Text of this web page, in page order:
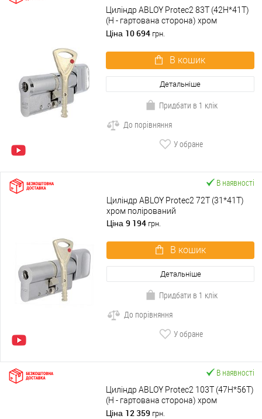
Циліндр ABLOY Protec2 83T (42H*41T)
(H - гартована сторона) хром
полірований
Ціна 10 694 грн.
В кошик
Детальніше
Придбати в 1 клік
До порівняння
У обране
В наявності
Циліндр ABLOY Protec2 72T (31*41T)
хром полірований
Ціна 9 194 грн.
В кошик
Детальніше
Придбати в 1 клік
До порівняння
У обране
В наявності
Циліндр ABLOY Protec2 103T (47H*56T)
(H - гартована сторона) хром
полірований
Ціна 12 359 грн.